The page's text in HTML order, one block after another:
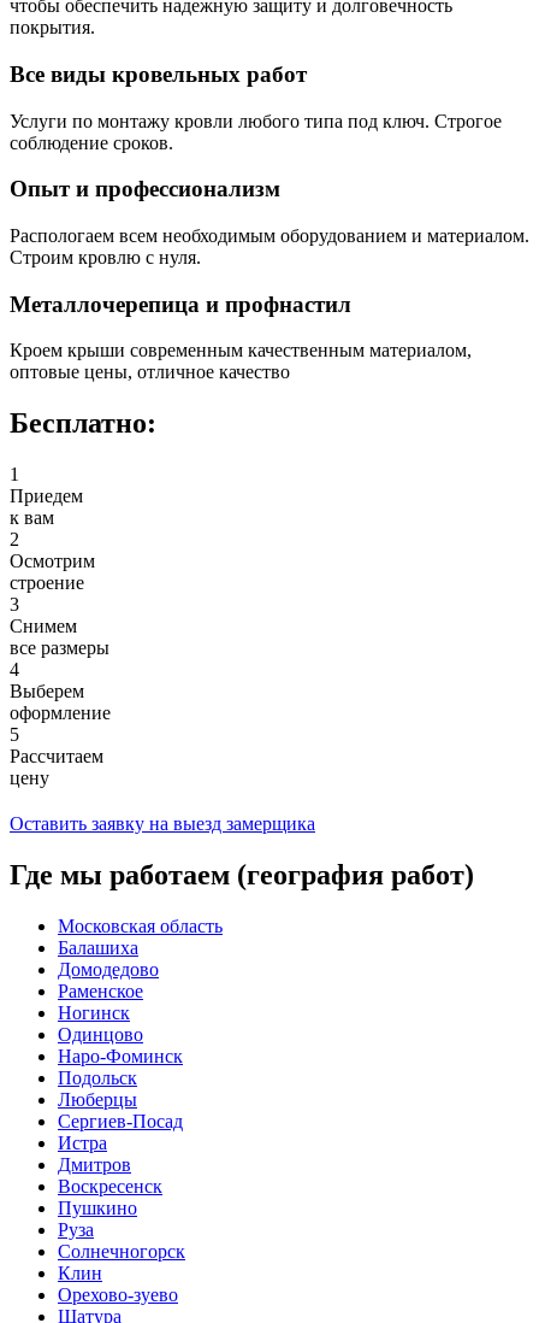
чтобы обеспечить надежную защиту и долговечность
покрытия.
Все виды кровельных работ
Услуги по монтажу кровли любого типа под ключ. Строгое
соблюдение сроков.
Опыт и профессионализм
Распологаем всем необходимым оборудованием и материалом.
Строим кровлю с нуля.
Металлочерепица и профнастил
Кроем крыши современным качественным материалом,
оптовые цены, отличное качество
Бесплатно:
1
Приедем
к вам
2
Осмотрим
строение
3
Снимем
все размеры
4
Выберем
оформление
5
Рассчитаем
цену
Оставить заявку на выезд замерщика
Где мы работаем (география работ)
Московская область
Балашиха
Домодедово
Раменское
Ногинск
Одинцово
Наро-Фоминск
Подольск
Люберцы
Сергиев-Посад
Истра
Дмитров
Воскресенск
Пушкино
Руза
Солнечногорск
Клин
Орехово-зуево
Шатура